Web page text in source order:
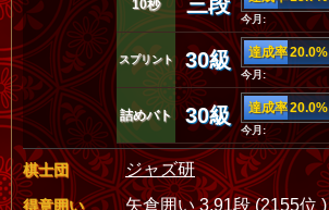
10秒
今月:
スプリント 30級 達成率 20.0%
今月:
詰めバト 30級 達成率 20.0%
今月:
棋士団 ジャズ研
得意囲い 矢倉囲い3.91段 (2155位)